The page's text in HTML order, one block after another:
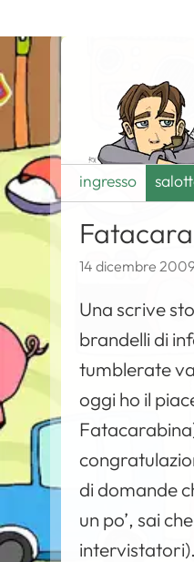
ingresso
14 dicembre
Una scrive
brandelli di
tumblerate
oggi ho il
di domande
un po’, sai